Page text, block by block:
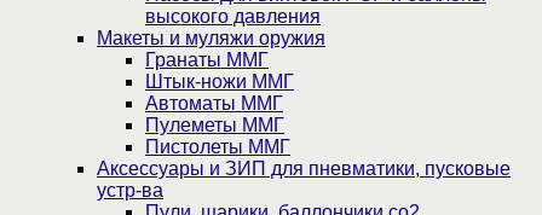
высокого давления
Макеты и муляжи оружия
Гранаты ММГ
Штык-ножи ММГ
Автоматы ММГ
Пулеметы ММГ
Пистолеты ММГ
Аксессуары и ЗИП для пневматики, пусковые
устр-ва